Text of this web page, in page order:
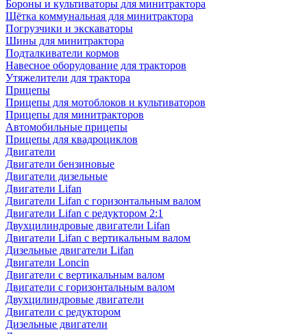
Бороны и культиваторы для минитрактора
Щётка коммунальная для минитрактора
Погрузчики и экскаваторы
Шины для минитрактора
Подталкиватели кормов
Навесное оборудование для тракторов
Утяжелители для трактора
Прицепы
Прицепы для мотоблоков и культиваторов
Прицепы для минитракторов
Автомобильные прицепы
Прицепы для квадроциклов
Двигатели
Двигатели бензиновые
Двигатели дизельные
Двигатели Lifan
Двигатели Lifan с горизонтальным валом
Двигатели Lifan с редуктором 2:1
Двухцилиндровые двигатели Lifan
Двигатели Lifan с вертикальным валом
Дизельные двигатели Lifan
Двигатели Loncin
Двигатели с вертикальным валом
Двигатели с горизонтальным валом
Двухцилиндровые двигатели
Двигатели с редуктором
Дизельные двигатели